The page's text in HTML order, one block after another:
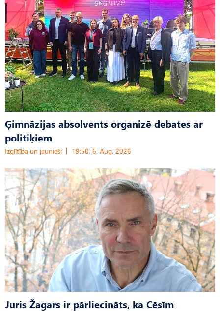
Ģimnāzijas absolvents organizē debates ar
politiķiem
Izglītība un jaunieši 19:50, 6. Aug, 2026
Juris Žagars ir pārliecināts, ka Cēsīm